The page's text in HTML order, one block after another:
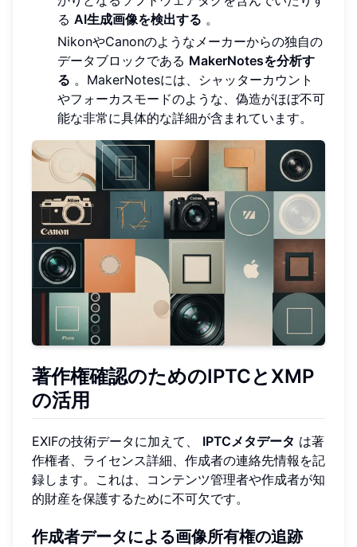
る AI生成画像を検出する 。
NikonやCanonのようなメーカーからの独自の
データブロックである MakerNotesを分析す
る 。MakerNotesには、シャッターカウント
やフォーカスモードのような、偽造がほぼ不可
能な非常に具体的な詳細が含まれています。
著作権確認のためのIPTCとXMP
の活用
EXIFの技術データに加えて、 IPTCメタデータ は著
作権者、ライセンス詳細、作成者の連絡先情報を記
録します。これは、コンテンツ管理者や作成者が知
的財産を保護するために不可欠です。
作成者データによる画像所有権の追跡